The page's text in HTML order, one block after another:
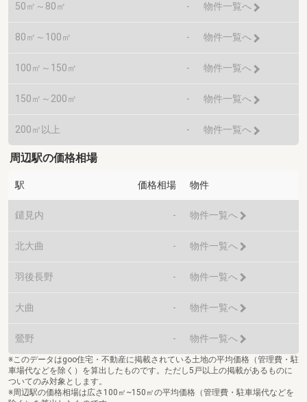
50㎡～80㎡ - 物件一覧へ
80㎡～100㎡ - 物件一覧へ
100㎡～150㎡ - 物件一覧へ
150㎡～200㎡ - 物件一覧へ
200㎡以上 - 物件一覧へ
周辺駅の価格相場
駅 価格相場 物件
鑓見内 - 物件一覧へ
北大曲 - 物件一覧へ
羽後長野 - 物件一覧へ
大曲 - 物件一覧へ
鶯野 - 物件一覧へ
※このデータはgoo住宅・不動産に掲載されている土地の平均価格（管理費・駐
車場代などを除く）を算出したものです。ただし5戸以上の掲載があるものに
ついてのみ対象とします。
※周辺駅の価格相場は広さ100㎡~150㎡の平均価格（管理費・駐車場代などを